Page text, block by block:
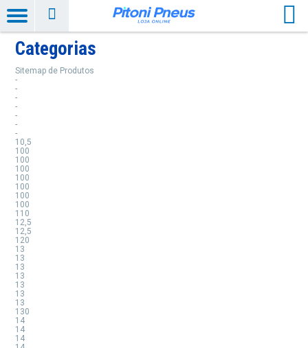
Categorias
Sitemap de Produtos
-
-
-
-
-
-
-
10,5
100
100
100
100
100
100
100
110
12,5
12,5
120
13
13
13
13
13
13
13
130
14
14
14